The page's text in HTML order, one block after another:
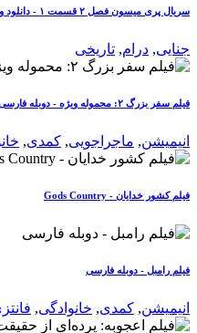
سریال پری میسون فصل ۲ قسمت ۱ - دانلود و بررسی
جنایی, درام, تاریخی
فیلم سفر بزرگ ۲: محموله ویژه - دوبله فارسی
انیمیشن, ماجراجویی, کمدی,
فیلم کشور خدایان - Gods Country
فیلم رامبل - دوبله فارسی
انیمیشن, کمدی, خانوادگی,